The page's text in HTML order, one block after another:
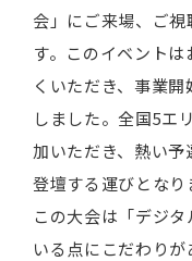
会」にご来場、ご
す。このイベント
くいただき、事業
しました。全国5エ
加いただき、熱い
登壇する運びとなり
この大会は「デジ
いる点にこだわり